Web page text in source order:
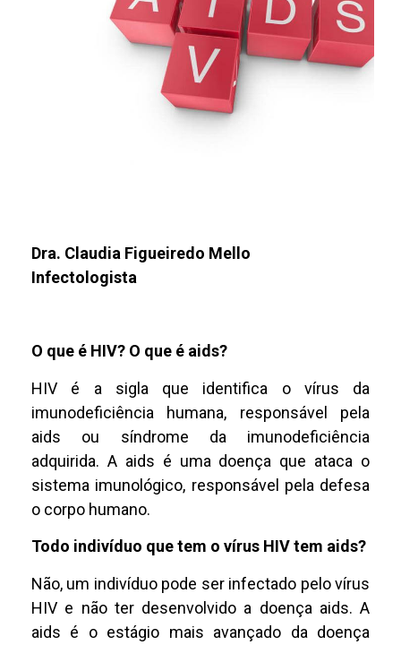
Dra. Claudia Figueiredo Mello
Infectologista
O que é HIV? O que é aids?
HIV é a sigla que identifica o vírus da
imunodeficiência humana, responsável pela
aids ou síndrome da imunodeficiência
adquirida. A aids é uma doença que ataca o
sistema imunológico, responsável pela defesa
o corpo humano.
Todo indivíduo que tem o vírus HIV tem aids?
Não, um indivíduo pode ser infectado pelo vírus
HIV e não ter desenvolvido a doença aids. A
aids é o estágio mais avançado da doença